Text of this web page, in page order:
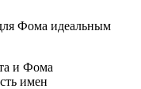
Фома идеальным
имен